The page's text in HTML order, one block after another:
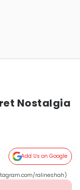
Nostalgia
Add Us on Google
ralineshah)